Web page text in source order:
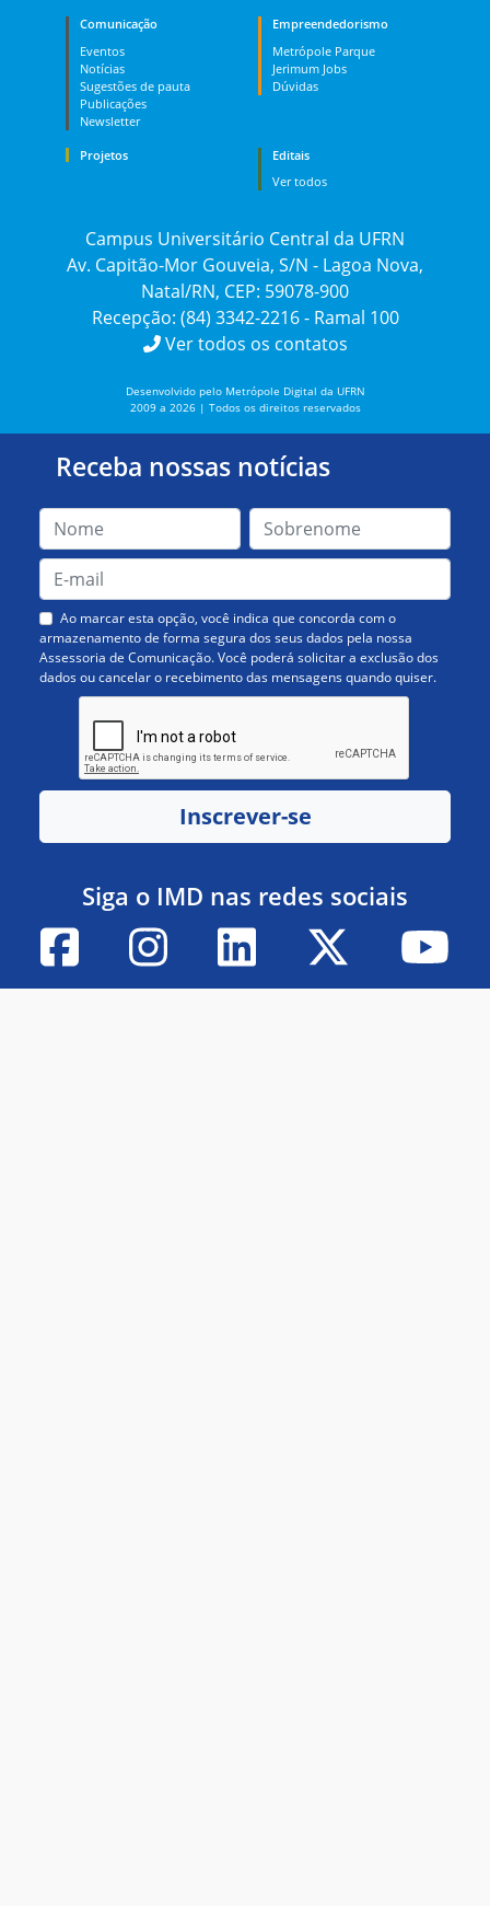
Comunicação
Eventos
Notícias
Sugestões de pauta
Publicações
Newsletter
Empreendedorismo
Metrópole Parque
Jerimum Jobs
Dúvidas
Projetos
Editais
Ver todos
Campus Universitário Central da UFRN
Av. Capitão-Mor Gouveia, S/N - Lagoa Nova,
Natal/RN, CEP: 59078-900
Recepção: (84) 3342-2216 - Ramal 100
Ver todos os contatos
Desenvolvido pelo Metrópole Digital da UFRN
2009 a 2026 | Todos os direitos reservados
Receba nossas notícias
Ao marcar esta opção, você indica que concorda com o
armazenamento de forma segura dos seus dados pela nossa
Assessoria de Comunicação. Você poderá solicitar a exclusão dos
dados ou cancelar o recebimento das mensagens quando quiser.
Inscrever-se
Siga o IMD nas redes sociais